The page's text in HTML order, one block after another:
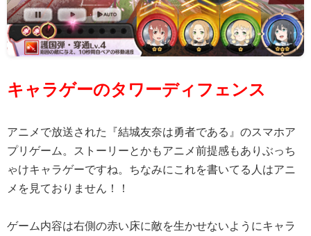
キャラゲーのタワーディフェンス
アニメで放送された『結城友奈は勇者である』のスマホア
プリゲーム。ストーリーとかもアニメ前提感もありぶっち
ゃけキャラゲーですね。ちなみにこれを書いてる人はアニ
メを見ておりません！！
ゲーム内容は右側の赤い床に敵を生かせないようにキャラ